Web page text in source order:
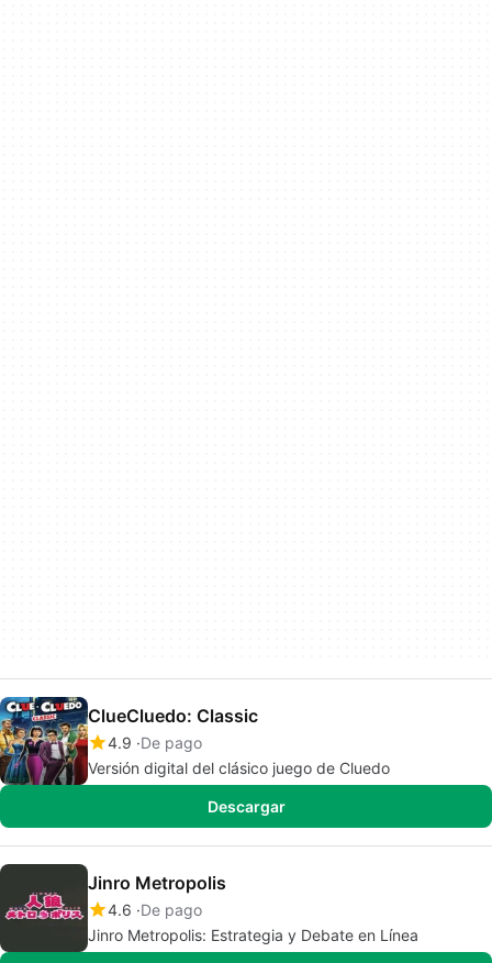
ClueCluedo: Classic
4.9 De pago
Versión digital del clásico juego de Cluedo
Descargar
Jinro Metropolis
4.6 De pago
Jinro Metropolis: Estrategia y Debate en Línea